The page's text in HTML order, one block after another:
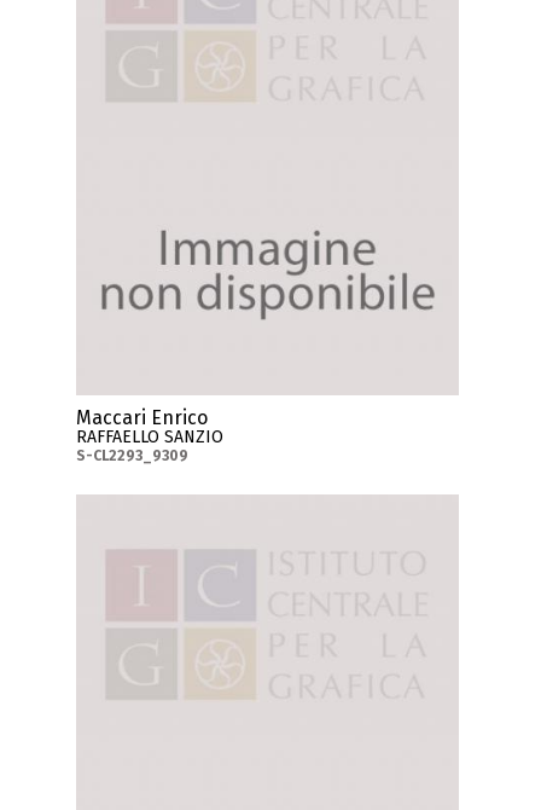
Maccari Enrico
RAFFAELLO SANZIO
S-CL2293_9309